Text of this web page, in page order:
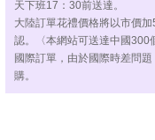
天下班17：30前送達。
大陸訂單花禮價格將以市價
認。〈本網站可送達中國300
國際訂單，由於國際時差問
購。